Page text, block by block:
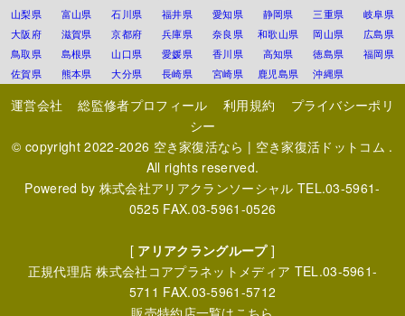
山梨県
富山県 石川県 福井県 愛知県 静岡県 三重県
岐阜県
大阪府
滋賀県 京都府 兵庫県 奈良県 和歌山県 岡山県
広島県
鳥取県
島根県 山口県 愛媛県 香川県 高知県 徳島県
福岡県
佐賀県
熊本県 大分県 長崎県 宮崎県 鹿児島県 沖縄県
運営会社 総監修者プロフィール 利用規約
プライバシーポリ
シー
© copyright 2022-2026 空き家復活なら | 空き家復活ドットコム .
All rights reserved.
Powered by 株式会社アリアクランソーシャル TEL.03-5961-
0525 FAX.03-5961-0526
[ アリアクラングループ]
正規代理店株式会社コアプラネットメディア TEL.03-5961-
5711 FAX.03-5961-5712
販売特約店一覧はこちら